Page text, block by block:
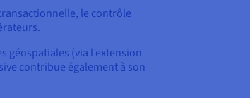
le contrôle
géospatiales (via l’extension
contribue également à son